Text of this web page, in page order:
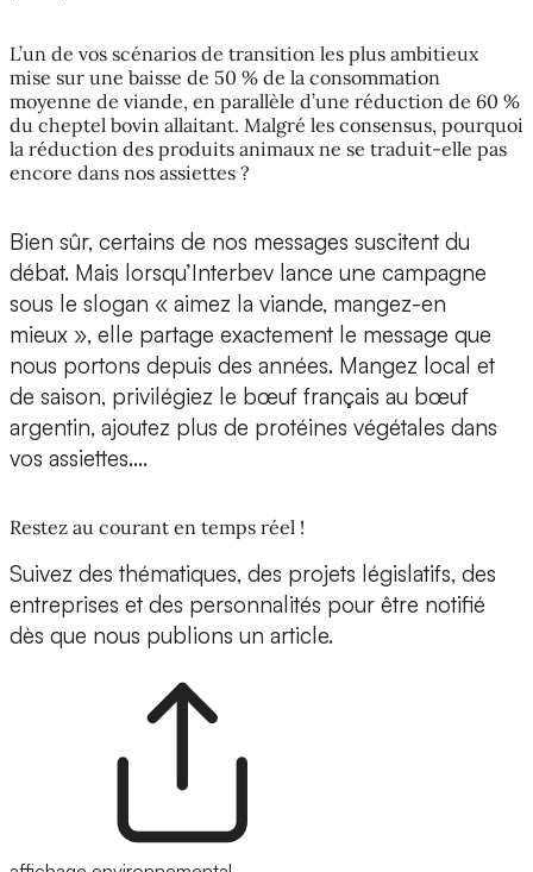
L’un de vos scénarios de transition les plus ambitieux
mise sur une baisse de 50 % de la consommation
moyenne de viande, en parallèle d’une réduction de 60 %
du cheptel bovin allaitant. Malgré les consensus, pourquoi
la réduction des produits animaux ne se traduit-elle pas
encore dans nos assiettes ?
Bien sûr, certains de nos messages suscitent du
débat. Mais lorsqu’Interbev lance une campagne
sous le slogan « aimez la viande, mangez-en
mieux », elle partage exactement le message que
nous portons depuis des années. Mangez local et
de saison, privilégiez le bœuf français au bœuf
argentin, ajoutez plus de protéines végétales dans
vos assiettes….
Restez au courant en temps réel !
Suivez des thématiques, des projets législatifs, des
entreprises et des personnalités pour être notifié
dès que nous publions un article.